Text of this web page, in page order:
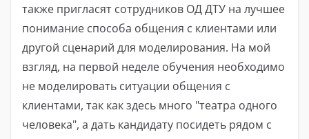
также пригласят сотрудников ОД ДТУ на лучшее
понимание способа общения с клиентами или
другой сценарий для моделирования. На мой
взгляд, на первой неделе обучения необходимо
не моделировать ситуации общения с
клиентами, так как здесь много "театра одного
человека", а дать кандидату посидеть рядом с